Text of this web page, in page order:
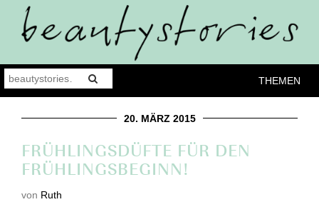
THEMEN
20. MÄRZ 2015
FRÜHLINGSDÜFTE FÜR DEN
FRÜHLINGSBEGINN!
von Ruth